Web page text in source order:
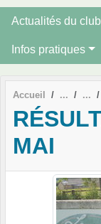
Actualités du club
Infos pratiques
Accueil
MAI